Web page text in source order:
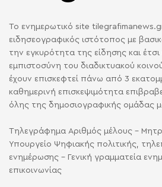
Το ενημερωτικό site
ειδησεογραφικός ιστότοπος με
την εγκυρότητα της είδησης και έτσι
εμπιστοσύνη του διαδικτυακού
έχουν επισκεφτεί πάνω από 3
καθημερινή επισκεψιμότητα
όλης της δημοσιογραφικής ομάδας
Τηλεγράφημα Αριθμός μέλους -
Υπουργείο Ψηφιακής πολιτικής,
ενημέρωσης - Γενική γραμματεία
επικοινωνίας